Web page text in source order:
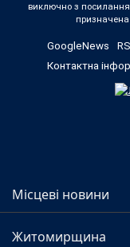
виключно з
призначена
GoogleNews
Контактна
Місцеві новини
Житомирщина